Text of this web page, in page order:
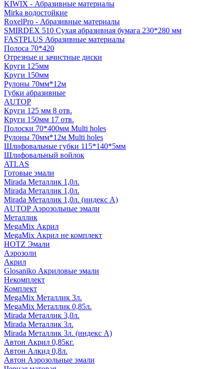
KIWIX - Абразивные материалы
Mirka водостойкие
RoxelPro - Абразивные материалы
SMIRDEX 510 Сухая абразивная бумага 230*280 мм
FASTPLUS Абразивные материалы
Полоса 70*420
Отрезные и зачистные диски
Круги 125мм
Круги 150мм
Рулоны 70мм*12м
Губки абразивные
AUTOP
Круги 125 мм 8 отв.
Круги 150мм 17 отв.
Полоски 70*400мм Multi holes
Рулоны 70мм*12м Multi holes
Шлифовальные губки 115*140*5мм
Шлифовальный войлок
ATLAS
Готовые эмали
Mirada Металлик 1,0л.
Mirada Металлик 1,0л.
Mirada Металлик 1,0л. (индекс А)
AUTOP Аэрозольные эмали
Металлик
MegaMix Акрил
MegaMix Акрил не комплект
HOTZ Эмали
Аэрозоли
Акрил
Glosaniko Акриловые эмали
Некомплект
Комплект
MegaMix Металлик 3л.
MegaMix Металлик 0,85л.
Mirada Металлик 3,0л.
Mirada Металлик 3л.
Mirada Металлик 3л. (индекс А)
Автон Акрил 0,85кг.
Автон Алкид 0,8л.
Автон Аэрозольные эмали